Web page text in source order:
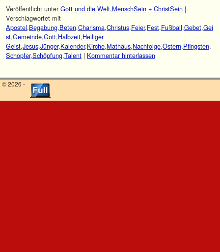
Veröffentlicht unter Gott und die Welt,MenschSein + ChristSein |
Verschlagwortet mit
Apostel,Begabung,Beten,Charisma,Christus,Feier,Fest,Fußball,Gebet,Gei
st,Gemeinde,Gott,Halbzeit,Heiliger
Geist,Jesus,Jünger,Kalender,Kirche,Mathäus,Nachfolge,Ostern,Pfingsten,
Schöpfer,Schöpfung,Talent | Kommentar hinterlassen
© 2026 -